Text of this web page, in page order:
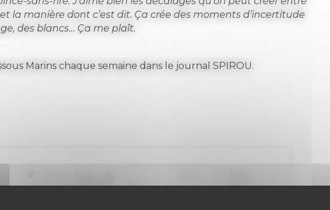
la manière dont c’est dit. Ça crée des moments d’incertitude
des blancs… Ça me plaît.
Marins chaque semaine dans le journal SPIROU.